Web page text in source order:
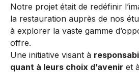
Notre projet était de redéfinir
la restauration auprès de nos
à explorer la vaste gamme
offre.
Une initiative visant à
quant à leurs choix d’avenir et